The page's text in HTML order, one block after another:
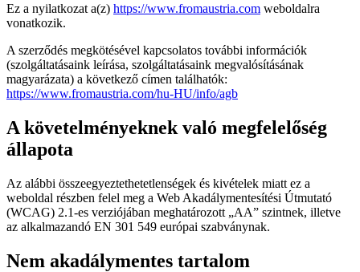
Ez a nyilatkozat a(z) https://www.fromaustria.com weboldalra
vonatkozik.
A szerződés megkötésével kapcsolatos további információk
(szolgáltatásaink leírása, szolgáltatásaink megvalósításának
magyarázata) a következő címen találhatók:
https://www.fromaustria.com/hu-HU/info/agb
A követelményeknek való megfelelőség
állapota
Az alábbi összeegyeztethetetlenségek és kivételek miatt ez a
weboldal részben felel meg a Web Akadálymentesítési Útmutató
(WCAG) 2.1-es verziójában meghatározott „AA” szintnek, illetve
az alkalmazandó EN 301 549 európai szabványnak.
Nem akadálymentes tartalom